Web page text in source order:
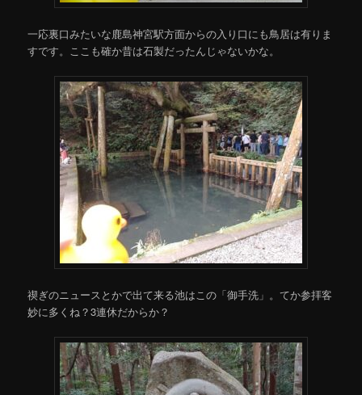
一応裏口みたいな鹿島神宮駅方面からの入り口にも鳥居は有りま
すです。ここも確か昔は石製だったんじゃないかな。
禊ぎのニュースとかで出て来る池はこの「御手洗」。てか参拝客
妙に多くね？3連休だからか？